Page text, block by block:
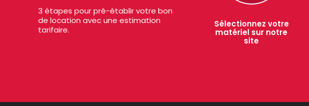
3 étapes pour pré-établir votre bon
de location avec une estimation
tarifaire.
Sélectionnez votre
matériel sur notre
site